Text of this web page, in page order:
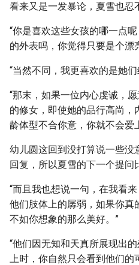
看来又是一发暴论，夏雪也忍
“你是喜欢这些女孩的哪一点
的外表吗，你觉得只要是个漂
“当然不同，我更喜欢的是她
“那末，如果一位内心虔诚，
的修女，即使她的品行高尚
龄体型不合你意，你就不会爱
幼儿圆这回到没打算说一些没
回复，所以夏雪的下一个提问
“而且我也想说一句，在我看
他们肢体上的孱弱，如果你真
不如你想象的那么美好。”
“他们因无知和天真所展现出
上时，你自然只会看到他们的